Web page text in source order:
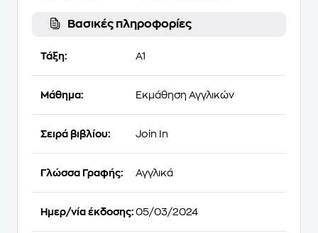
Βασικές πληροφορίες
Τάξη: A1
Μάθημα: Εκμάθηση Αγγλικών
Σειρά βιβλίου: Join In
Γλώσσα Γραφής: Αγγλικά
Ημερ/νία έκδοσης: 05/03/2024